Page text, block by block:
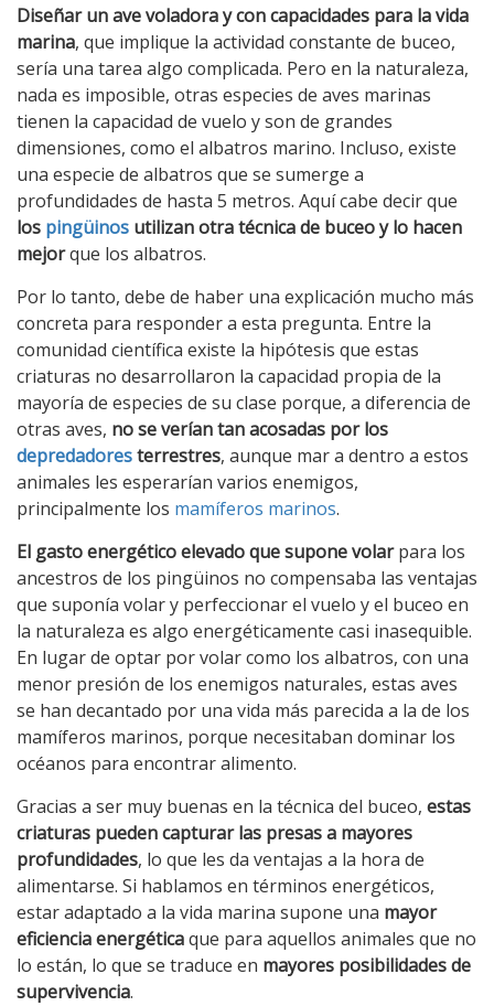
Diseñar un ave voladora y con capacidades para la vida
marina, que implique la actividad constante de buceo,
sería una tarea algo complicada. Pero en la naturaleza,
nada es imposible, otras especies de aves marinas
tienen la capacidad de vuelo y son de grandes
dimensiones, como el albatros marino. Incluso, existe
una especie de albatros que se sumerge a
profundidades de hasta 5 metros. Aquí cabe decir que
los pingüinos utilizan otra técnica de buceo y lo hacen
mejorque los albatros.
Por lo tanto, debe de haber una explicación mucho más
concreta para responder a esta pregunta. Entre la
comunidad científica existe la hipótesis que estas
criaturas no desarrollaron la capacidad propia de la
mayoría de especies de su clase porque, a diferencia de
otras aves, no se verían tan acosadas por los
depredadoresterrestres, aunque mar a dentro a estos
animales les esperarían varios enemigos,
principalmente los mamíferos marinos.
El gasto energético elevado que supone volarpara los
ancestros de los pingüinos no compensaba las ventajas
que suponía volar y perfeccionar el vuelo y el buceo en
la naturaleza es algo energéticamente casi inasequible.
En lugar de optar por volar como los albatros, con una
menor presión de los enemigos naturales, estas aves
se han decantado por una vida más parecida a la de los
mamíferos marinos, porque necesitaban dominar los
océanos para encontrar alimento.
Gracias a ser muy buenas en la técnica del buceo, estas
criaturas pueden capturar las presas a mayores
profundidades, lo que les da ventajas a la hora de
alimentarse. Si hablamos en términos energéticos,
estar adaptado a la vida marina supone una mayor
eficiencia energéticaque para aquellos animales que no
lo están, lo que se traduce en mayores posibilidades de
supervivencia.